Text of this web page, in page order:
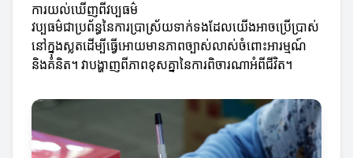
ការយល់ឃើញពីវប្បធម៌
វប្បធម៌ជាប្រព័ន្ធនៃការប្រាស្រ័យទាក់ទងដែលយើងអាចប្រើប្រាស់
នៅក្នុងស្លត​ដើម្បីធ្វើអោយមានភាពច្បាស់លាស់ចំពោះអារម្មណ៍
និងគំនិត។ វាបង្ហាញពីភាពខុសគ្នានៃការពិចារណាអំពីជីវិត។